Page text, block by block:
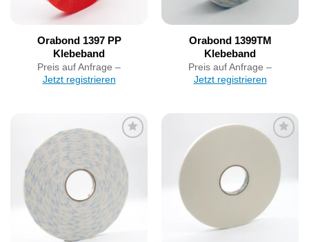
Orabond 1397 PP
Klebeband
Preis auf Anfrage –
Jetzt registrieren
Orabond 1399TM
Klebeband
Preis auf Anfrage –
Jetzt registrieren
Artikel
merken
Artikel
merken